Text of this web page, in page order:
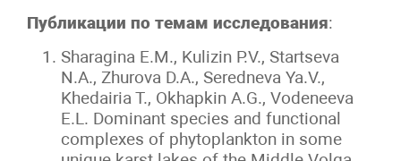
Публикации по темам исследования:
Sharagina E.M., Kulizin P.V., Startseva
N.A., Zhurova D.A., Seredneva Ya.V.,
Khedairia T., Okhapkin A.G., Vodeneeva
E.L. Dominant species and functional
complexes of phytoplankton in some